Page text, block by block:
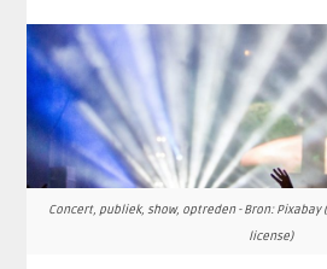
Concert, publiek, show, optreden - Bron: Pixabay
license)